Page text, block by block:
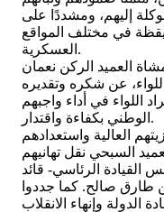
إليهم، ومشددًا على
في مختلف المواقع
العسكرية.
جانبه، عبر قائد اللواء 51 مشاة العميد الركن نعمان
عن شكره وتقديره
اللواء في أداء واجبهم
الوطني بكفاءة واقتدار.
العالية واستعدادهم
السبحي نقل تهانيهم
القيادة الرئاسي- قائد
طارق صالح. كما جددوا